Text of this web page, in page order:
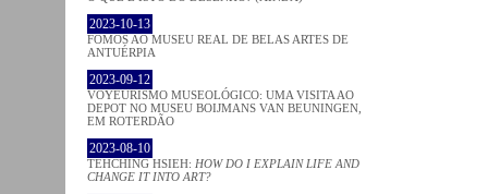
2023-10-13
FOMOS AO MUSEU REAL DE BELAS ARTES DE
ANTUÉRPIA
2023-09-12
VOYEURISMO MUSEOLÓGICO: UMA VISITA AO
DEPOT NO MUSEU BOIJMANS VAN BEUNINGEN,
EM ROTERDÃO
2023-08-10
TEHCHING HSIEH: HOW DO I EXPLAIN LIFE AND
CHANGE IT INTO ART?